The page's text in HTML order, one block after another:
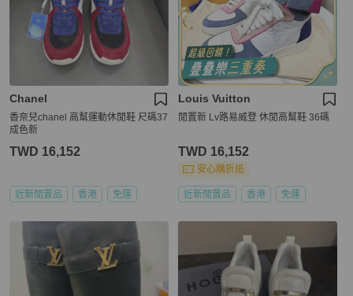
Chanel
香奈兒chanel 高幫運動休閒鞋 尺碼37
成色新
TWD 16,152
近新閒置品 香港 免運
Louis Vuitton
閒置新 Lv路易威登 休閒高幫鞋 36碼
TWD 16,152
安心購折抵
近新閒置品 香港 免運